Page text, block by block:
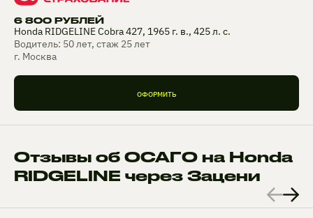
6 800 РУБЛЕЙ
Honda RIDGELINE Cobra 427, 1965 г. в., 425 л. с.
Водитель: 50 лет, стаж 25 лет
г. Москва
ОФОРМИТЬ
Отзывы об ОСАГО на Honda
RIDGELINE через Зацени